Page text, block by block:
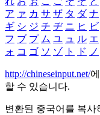
ア ァ カ サ ザ タ ダ ナ
ギ シ ジ チ ヂ ニ ヒ ビ
フ ブ プ ム ユ ュ ル エ
ォ コ ゴ ソ ゾ ト ド ノ
http://chineseinput.net/
할 수 있습니다.
변환된 중국어를 복